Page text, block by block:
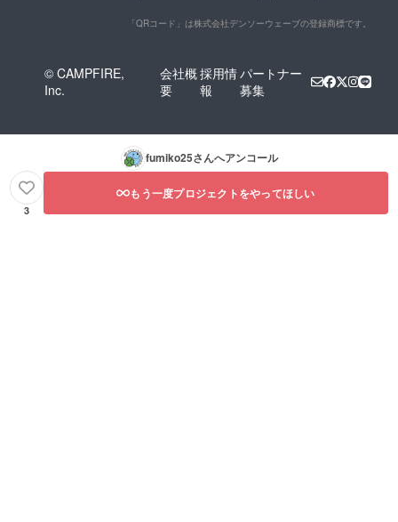
「QRコード」は株式会社デンソーウェーブの登録商標です。
© CAMPFIRE,
Inc.
会社概
要
採用情
報
パートナー
募集
fumiko25さんへアンコール
3
もう一度プロジェクトをやってほしい